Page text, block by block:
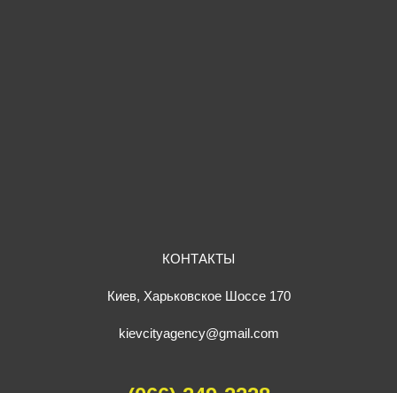
КОНТАКТЫ
Киев, Харьковское Шоссе 170
kievcityagency@gmail.com